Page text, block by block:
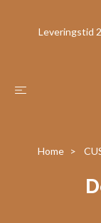
Leveringstid
Home